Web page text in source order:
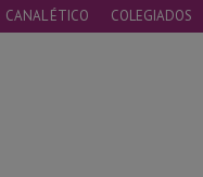
CANAL ÉTICO COLEGIADOS